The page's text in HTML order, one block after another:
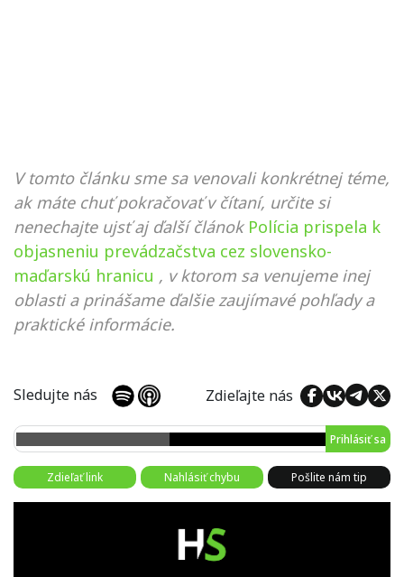
V tomto článku sme sa venovali konkrétnej téme,
ak máte chuť pokračovať v čítaní, určite si
nenechajte ujsť aj ďalší článok Polícia prispela k
objasneniu prevádzačstva cez slovensko-
maďarskú hranicu , v ktorom sa venujeme inej
oblasti a prinášame ďalšie zaujímavé pohľady a
praktické informácie.
Sledujte nás Zdieľajte nás
Prihlásiť sa
Zdieľať link Nahlásiť chybu Pošlite nám tip